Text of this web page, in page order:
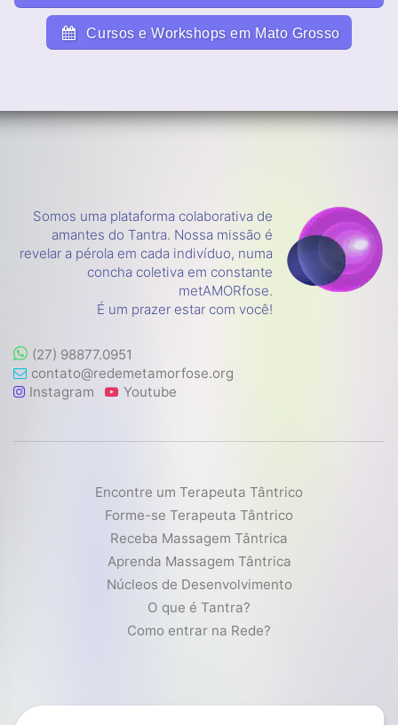
Cursos e Workshops em Mato Grosso
Somos uma plataforma colaborativa de
amantes do Tantra. Nossa missão é
revelar a pérola em cada indivíduo, numa
concha coletiva em constante
metAMORfose.
É um prazer estar com você!
(27) 98877.0951
contato@redemetamorfose.org
Instagram
Youtube
Encontre um Terapeuta Tântrico
Forme-se Terapeuta Tântrico
Receba Massagem Tântrica
Aprenda Massagem Tântrica
Núcleos de Desenvolvimento
O que é Tantra?
Como entrar na Rede?